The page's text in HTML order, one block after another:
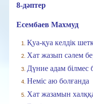
8-дәптер
Есембаев Махмуд
Қуа-қуа келдік
Хат жазып сәлем
Дүние адам білмес
Неміс аю болғанда
Хат жазамын